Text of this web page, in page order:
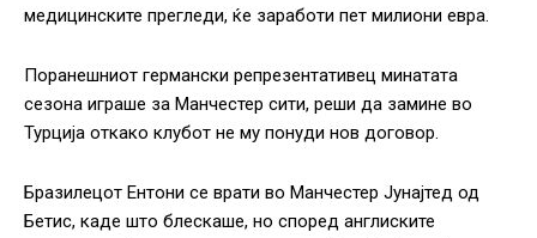
медицинските прегледи, ќе заработи пет милиони евра.
Поранешниот германски репрезентативец минатата
сезона играше за Манчестер сити, реши да замине во
Турција откако клубот не му понуди нов договор.
Бразилецот Ентони се врати во Манчестер Јунајтед од
Бетис, каде што блескаше, но според англиските